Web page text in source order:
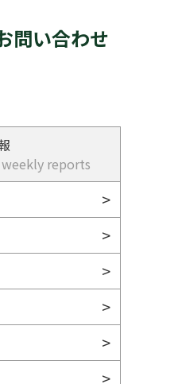
問い合わせ
reports